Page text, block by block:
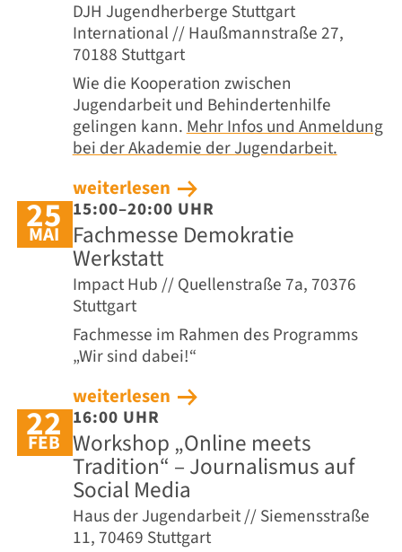
DJH Jugendherberge Stuttgart
International // Haußmannstraße 27,
70188 Stuttgart
Wie die Kooperation zwischen
Jugendarbeit und Behindertenhilfe
gelingen kann.Mehr Infos und Anmeldung
bei der Akademie der Jugendarbeit.
weiterlesen
25
MAI
15:00–20:00 UHR
Fachmesse Demokratie
Werkstatt
Impact Hub // Quellenstraße 7a, 70376
Stuttgart
Fachmesse im Rahmen des Programms
„Wir sind dabei!“
weiterlesen
22
FEB
16:00 UHR
Workshop „Online meets
Tradition“ – Journalismus auf
Social Media
Haus der Jugendarbeit // Siemensstraße
11, 70469 Stuttgart